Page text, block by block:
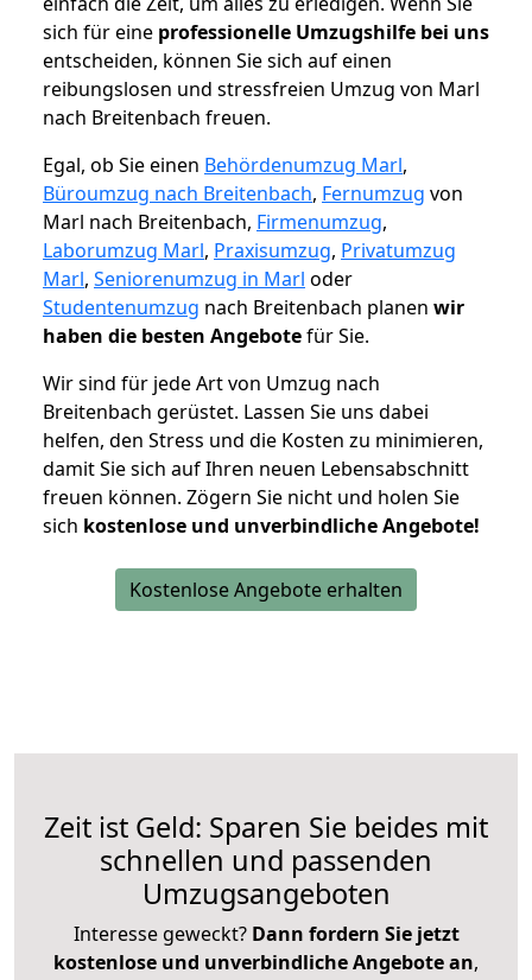
sich für eine professionelle Umzugshilfe bei uns
entscheiden, können Sie sich auf einen
reibungslosen und stressfreien Umzug von Marl
nach Breitenbach freuen.
Egal, ob Sie einen Behördenumzug Marl,
Büroumzug nach Breitenbach, Fernumzug von
Marl nach Breitenbach, Firmenumzug,
Laborumzug Marl, Praxisumzug, Privatumzug
Marl, Seniorenumzug in Marl oder
Studentenumzug nach Breitenbach planen wir
haben die besten Angebotefür Sie.
Wir sind für jede Art von Umzug nach
Breitenbach gerüstet. Lassen Sie uns dabei
helfen, den Stress und die Kosten zu minimieren,
damit Sie sich auf Ihren neuen Lebensabschnitt
freuen können. Zögern Sie nicht und holen Sie
sich kostenlose und unverbindliche Angebote!
Kostenlose Angebote erhalten
Zeit ist Geld: Sparen Sie beides mit
schnellen und passenden
Umzugsangeboten
Interesse geweckt? Dann fordern Sie jetzt
kostenlose und unverbindliche Angebote an,